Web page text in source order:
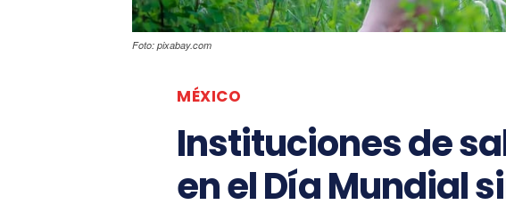
Foto: pixabay.com
MÉXICO
Instituciones de
en el Día Mundial